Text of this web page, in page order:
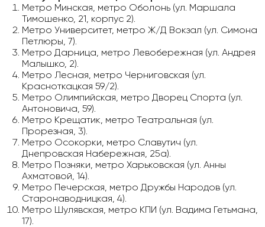
Метро Минская, метро Оболонь (ул. Маршала
Тимошенко, 21, корпус 2).
Метро Университет, метро Ж/Д Вокзал (ул. Симона
Петлюры, 7).
Метро Дарница, метро Левобережная (ул. Андрея
Малышко, 2).
Метро Лесная, метро Черниговская (ул.
Красноткацкая 59/2).
Метро Олимпийская, метро Дворец Спорта (ул.
Антоновича, 59).
Метро Крещатик, метро Театральная (ул.
Прорезная, 3).
Метро Осокорки, метро Славутич (ул.
Днепровская Набережная, 25а).
Метро Позняки, метро Харьковская (ул. Анны
Ахматовой, 14).
Метро Печерская, метро Дружбы Народов (ул.
Старонаводницкая, 4).
Метро Шулявская, метро КПИ (ул. Вадима Гетьмана,
17).